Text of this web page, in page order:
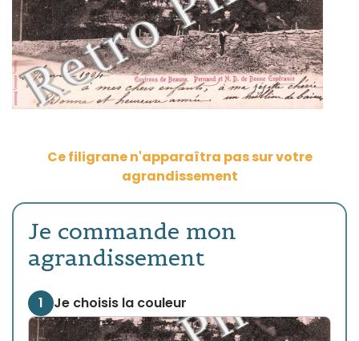
Ce filigrane n'apparaîtra pas sur votre
agrandissement
Je commande mon
agrandissement
1 Je choisis la couleur